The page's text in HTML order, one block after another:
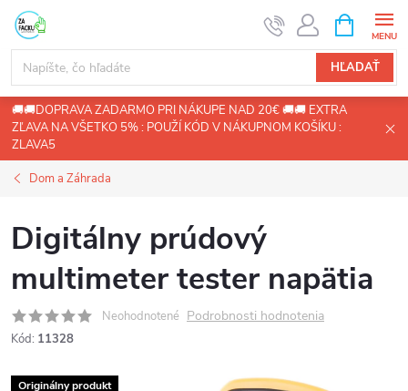
Prejsť
obsah
HĽADAŤ
KOŠÍK
🚚🚚DOPRAVA ZADARMO PRI NÁKUPE NAD 20€ 🚚🚚 EXTRA
ZĽAVA NA VŠETKO 5% : POUŽÍ KÓD V NÁKUPNOM KOŠÍKU :
ZLAVA5
Dom a Záhrada
Digitálny prúdový
multimeter tester napätia
Neohodnotené Podrobnosti hodnotenia
Kód: 11328
Originálny produkt